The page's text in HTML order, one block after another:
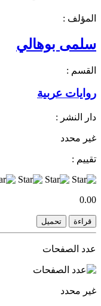
المؤلف :
سلمى بوهالي
القسم :
روايات عربية
دار النشر :
غير محدد
تقييم :
0.00
قراءة تحميل
عدد الصفحات
غير محدد